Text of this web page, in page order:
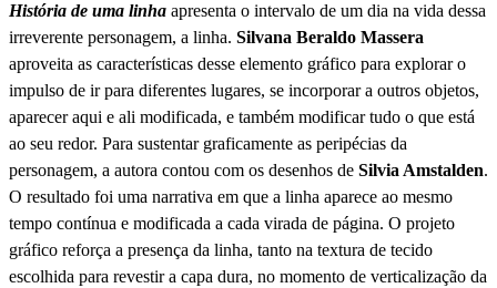
História de uma linha apresenta o intervalo de um dia na vida dessa
irreverente personagem, a linha. Silvana Beraldo Massera
aproveita as características desse elemento gráfico para explorar o
impulso de ir para diferentes lugares, se incorporar a outros objetos,
aparecer aqui e ali modificada, e também modificar tudo o que está
ao seu redor. Para sustentar graficamente as peripécias da
personagem, a autora contou com os desenhos de Silvia Amstalden.
O resultado foi uma narrativa em que a linha aparece ao mesmo
tempo contínua e modificada a cada virada de página. O projeto
gráfico reforça a presença da linha, tanto na textura de tecido
escolhida para revestir a capa dura, no momento de verticalização da